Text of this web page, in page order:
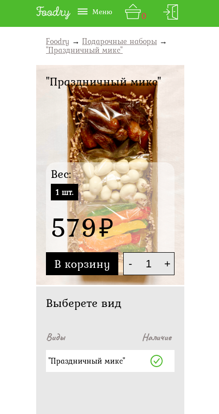
Меню 0
Foodry → Подарочные наборы →
"Праздничный микс"
"Праздничный микс"
Вес:
1 шт.
579
В корзину - +
Выберете вид
Виды Наличие
"Праздничный микс"